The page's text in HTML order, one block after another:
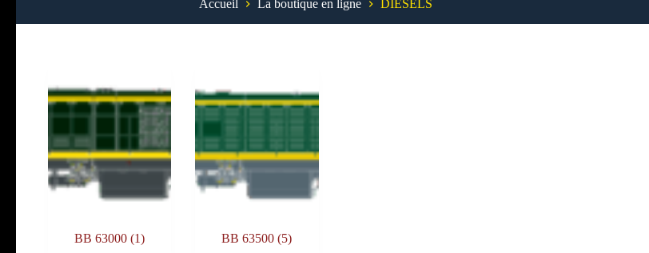
Accueil La boutique en ligne DIESELS
BB 63000(1) BB 63500(5)